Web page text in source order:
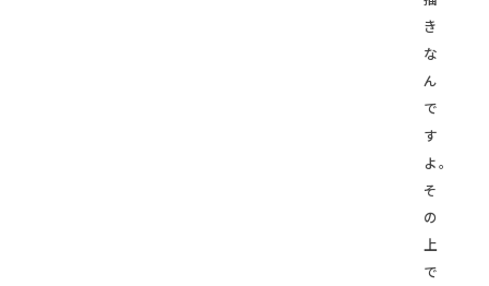
き
な
ん
で
す
よ。
そ
の
上
で